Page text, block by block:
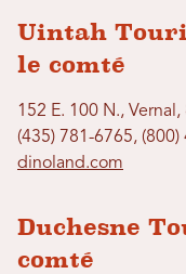
Uintah
le comté
152 E. 100 N., Vernal,
(435) 781-6765, (800)
dinoland.com
Duchesne
comté